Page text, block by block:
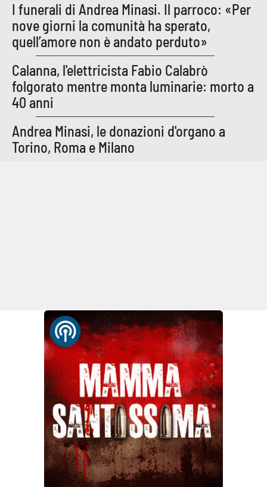
I funerali di Andrea Minasi. Il parroco: «Per
nove giorni la comunità ha sperato,
quell’amore non è andato perduto»
Calanna, l'elettricista Fabio Calabrò
folgorato mentre monta luminarie: morto a
40 anni
Andrea Minasi, le donazioni d'organo a
Torino, Roma e Milano